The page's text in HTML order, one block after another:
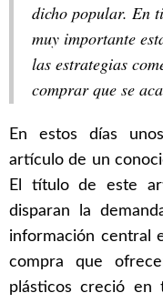
dicho popular. En
muy importante
las estrategias
comprar que se
En estos días
artículo de un
El título de este
disparan la
información central
compra que
plásticos creció en